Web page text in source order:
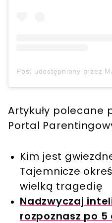
Artykuły polecane
Portal
Kim jest
Tajemnicze
wielką tragedię
Nadzwyczaj
rozpoznasz po 5